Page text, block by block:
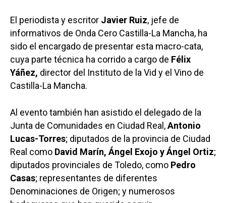
El periodista y escritor Javier Ruiz, jefe de
informativos de Onda Cero Castilla-La Mancha, ha
sido el encargado de presentar esta macro-cata,
cuya parte técnica ha corrido a cargo de Félix
Yáñez, director del Instituto de la Vid y el Vino de
Castilla-La Mancha.
Al evento también han asistido el delegado de la
Junta de Comunidades en Ciudad Real,Antonio
Lucas-Torres; diputados de la provincia de Ciudad
Real como David Marín, Ángel Exojo y Ángel Ortiz;
diputados provinciales de Toledo, como Pedro
Casas; representantes de diferentes
Denominaciones de Origen; y numerosos
Castilla-La
Toledo
Sanidad
Economía